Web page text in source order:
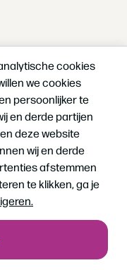
cookies
we cookies
persoonlijker te
en derde partijen
deze website
wij en derde
afstemmen
te klikken, ga je